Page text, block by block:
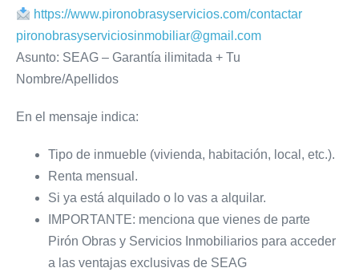
https://www.pironobrasyservicios.com/contactar
pironobrasyserviciosinmobiliar@gmail.com
Asunto: SEAG – Garantía ilimitada + Tu
Nombre/Apellidos
En el mensaje indica:
Tipo de inmueble (vivienda, habitación, local, etc.).
Renta mensual.
Si ya está alquilado o lo vas a alquilar.
IMPORTANTE: menciona que vienes de parte
Pirón Obras y Servicios Inmobiliarios para acceder
a las ventajas exclusivas de SEAG